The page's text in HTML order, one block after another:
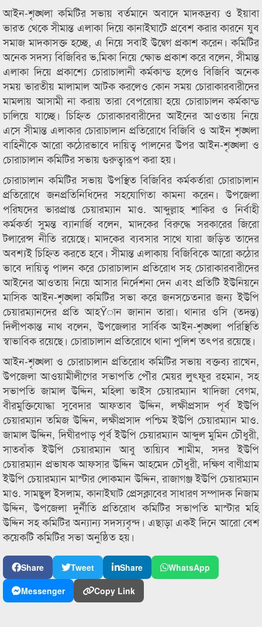
আইন-শৃঙ্খলা কমিটির সভায় বর্তমানে অবাদে মাদকদ্রব্য ও ইয়াবা
ভারত থেকে সীমান্ত এলাকা দিয়ে কানাইঘাটে প্রবেশ করার কারনে যুব
সমাজ মাদকাসক্ত হচ্ছে, এ নিয়ে সবাই উদ্বেগ প্রকাশ করেন। কমিটির
অনেক সদস্য বিজিবির ভ‚মিকা নিয়ে ক্ষোভ প্রকাশ করে বলেন, সীমান্ত
এলাকা দিয়ে প্রকাশ্যে চোরাচালানী কর্মকান্ড হলেও বিজিবি অনেক
সময় ভারতীয় মালামাল আটক করলেও কোন সময় চোরাকারবারীদের
মামলায় আসামী না করায় তারা বেপরোয়া হয়ে চোরাচালন কর্মকান্ড
চালিয়ে যাচ্ছে। চিহ্নিত চোরাকারবারীদের আইনের আওতায় নিয়ে
এসে সীমান্ত এলাকার চোরাচালান প্রতিরোধে বিজিবি ও আইন শৃঙ্খলা
বাহিনীকে আরো কঠোরভাবে দায়িত্ব পালনের উপর আইন-শৃঙ্খলা ও
চোরাচালান কমিটির সভায় গুরুত্বারূপ করা হয়।
চোরাচালান কমিটির সভায় উপস্থিত বিজিবির কর্মকর্তারা চোরাচালান
প্রতিরোধে জনপ্রতিনিধিদের সহযোগিতা কামনা করেন। উপজেলা
পরিষদের ভারপ্রাপ্ত চেয়ারম্যান মাও. আব্দুল্লাহ শাকির ও নির্বাহী
কর্মকর্তা সুমন্ত ব্যানার্জি বলেন, মাদকের বিরুদ্ধে সরকারের জিরো
টলারেন্স নীতি রয়েছে। মাদকের ব্যবসার সাথে যারা জড়িত তাদের
অবশ্যই চিহ্নিত করতে হবে। সীমান্ত এলাকায় বিজিবিকে আরো কঠোর
ভাবে দায়িত্ব পালন করে চোরাচালান প্রতিরোধ সহ চোরাকারবারীদের
আইনের আওতায় নিয়ে আসার নির্দেশনা দেন এবং প্রতিটি ইউনিয়নে
মাসিক আইন-শৃঙ্খলা কমিটির সভা করে জনসচেতনার জন্য ইউপি
চেয়ারম্যানদের প্রতি আহŸান জানান তারা। থানার ওসি (তদন্ত)
দিলীপকান্ত নাথ বলেন, উপজেলার সার্বিক আইন-শৃঙ্খলা পরিস্থিতি
স্বাভাবিক রয়েছে। চোরাচালান প্রতিরোধে থানা পুলিশ তৎপর রয়েছে।
আইন-শৃঙ্খলা ও চোরাচালান প্রতিরোধ কমিটির সভায় বক্তব্য রাখেন,
উপজেলা আওয়ামীলীগের সভাপতি পৌর মেয়র লুৎফুর রহমান, সহ
সভাপতি জামাল উদ্দিন, মহিলা ভাইস চেয়ারম্যান খাদিজা বেগম,
বীরমুক্তিযোদ্ধা সুবেদার আফতাব উদ্দিন, লক্ষীপ্রসাদ পূর্ব ইউপি
চেয়ারম্যান তমিজ উদ্দিন, লক্ষীপ্রসাদ পশ্চিম ইউপি চেয়ারম্যান মাও.
জামাল উদ্দিন, দিঘীরপাড় পূর্ব ইউপি চেয়ারম্যান আব্দুল মুমিন চৌধুরী,
সাতবাঁক ইউপি চেয়ারম্যান আবু তায়্যিব শামীম, সদর ইউপি
চেয়ারম্যান প্রভাষক আফসার উদ্দিন আহমেদ চৌধুরী, দক্ষিণ বাণীগ্রাম
ইউপি চেয়ারম্যান মাস্টার লোকমান উদ্দিন, রাজাগঞ্জ ইউপি চেয়ারম্যান
মাও. সামছুল ইসলাম, কানাইঘাট প্রেসক্লাবের সাধারণ সম্পাদক নিজাম
উদ্দিন, উপজেলা দুর্নীতি প্রতিরোধ কমিটির সভাপতি মাস্টার মহি
উদ্দিন সহ কমিটির অন্যান্য সদস্যবৃন্দ। এছাড়া একই দিনে আরো বেশ
কয়েকটি কমিটির সভা অনুষ্ঠিত হয়।
Share Tweet Share
WhatsApp
Messenger
Copy Link